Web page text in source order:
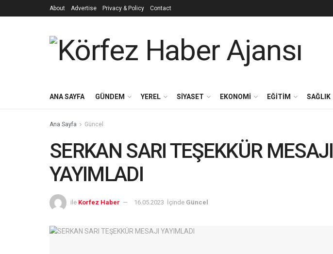
About Advertise Privacy & Policy Contact
ANA SAYFA GÜNDEM YEREL SİYASET EKONOMİ EĞİTİM SAĞLIK
Ana Sayfa Güncel
SERKAN SARI TEŞEKKÜR MESAJI
YAYIMLADI
ile Korfez Haber 16.05.2023 İçinde Güncel